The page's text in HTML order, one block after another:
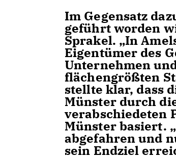
Im Gegensatz
geführt worden
Sprakel. „In
Eigentümer des
Unternehmen
flächengrößten
stellte klar, dass
Münster durch
verabschiedeten
Münster basiert.
abgefahren und
sein Endziel